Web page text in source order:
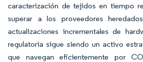
caracterización de tejidos en tiempo
superar a los proveedores
actualizaciones incrementales de
regulatoria sigue siendo un activo
que navegan eficientemente por